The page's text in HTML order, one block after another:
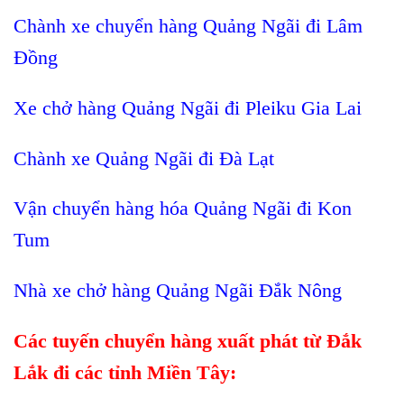
Chành xe chuyển hàng Quảng Ngãi đi Lâm
Đồng
Xe chở hàng Quảng Ngãi đi Pleiku Gia Lai
Chành xe Quảng Ngãi đi Đà Lạt
Vận chuyển hàng hóa Quảng Ngãi đi Kon
Tum
Nhà xe chở hàng Quảng Ngãi Đắk Nông
Các tuyến chuyển hàng xuất phát từ Đắk
Lắk đi các tỉnh Miền Tây: